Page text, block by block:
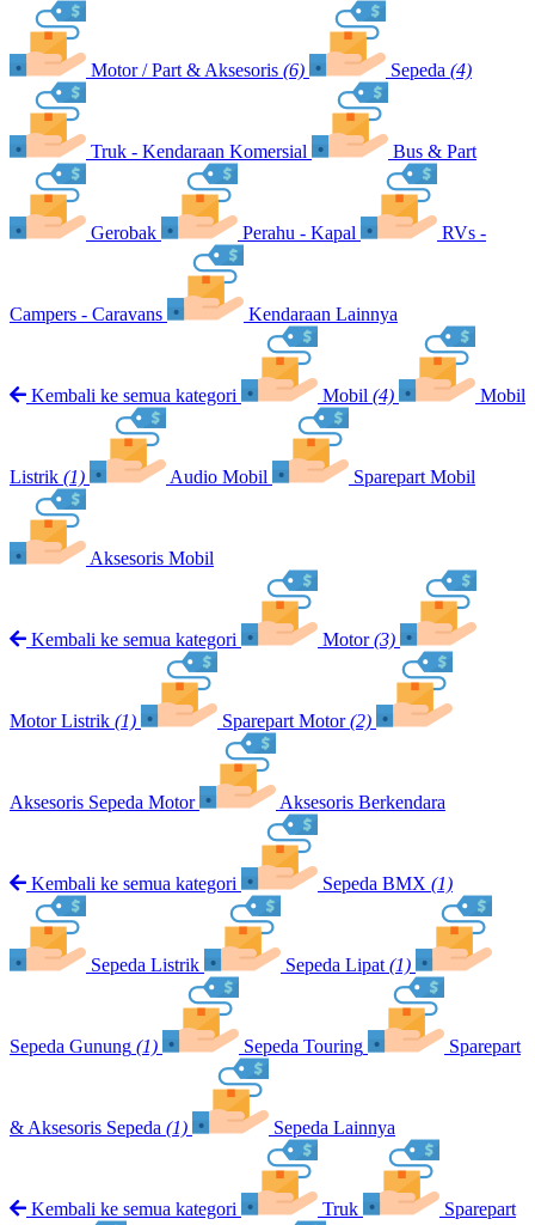
Motor / Part & Aksesoris (6) Sepeda (4)
Truk - Kendaraan Komersial Bus & Part
Gerobak Perahu - Kapal RVs -
Campers - Caravans Kendaraan Lainnya
Kembali ke semua kategori Mobil (4) Mobil
Listrik (1) Audio Mobil Sparepart Mobil
Aksesoris Mobil
Kembali ke semua kategori Motor (3)
Motor Listrik (1) Sparepart Motor (2)
Aksesoris Sepeda Motor Aksesoris Berkendara
Kembali ke semua kategori Sepeda BMX (1)
Sepeda Listrik Sepeda Lipat (1)
Sepeda Gunung (1) Sepeda Touring Sparepart
& Aksesoris Sepeda (1) Sepeda Lainnya
Kembali ke semua kategori Truk Sparepart